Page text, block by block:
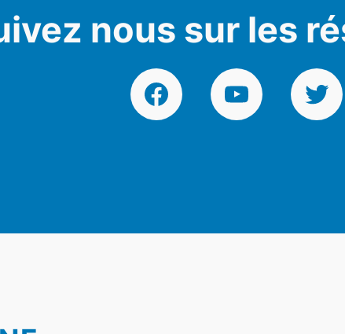
nous sur les
FacebookYouTube